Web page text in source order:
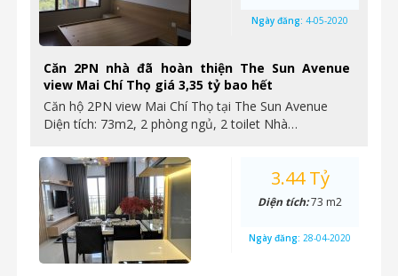
Căn 2PN nhà đã hoàn thiện The Sun Avenue
view Mai Chí Thọ giá 3,35 tỷ bao hết
Căn hộ 2PN view Mai Chí Thọ tại The Sun Avenue
Diện tích: 73m2, 2 phòng ngủ, 2 toilet Nhà…
Ngày đăng: 4-05-2020
3.44 Tỷ
Diện tích:73 m2
Ngày đăng: 28-04-2020